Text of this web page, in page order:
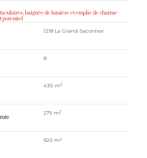
baignée de lumière et emplie de charme -
potentiel
1218 Le Grand-Saconnex
8
430 m2
275 m2
920 m2